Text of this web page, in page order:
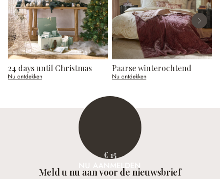
24 days until Christmas
Nu ontdekken
Paarse winterochtend
Nu ontdekken
€ 15
NU AANMELDEN
Meld u nu aan voor de nieuwsbrief